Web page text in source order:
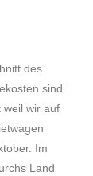
des
sind
weil wir auf
Im
Land